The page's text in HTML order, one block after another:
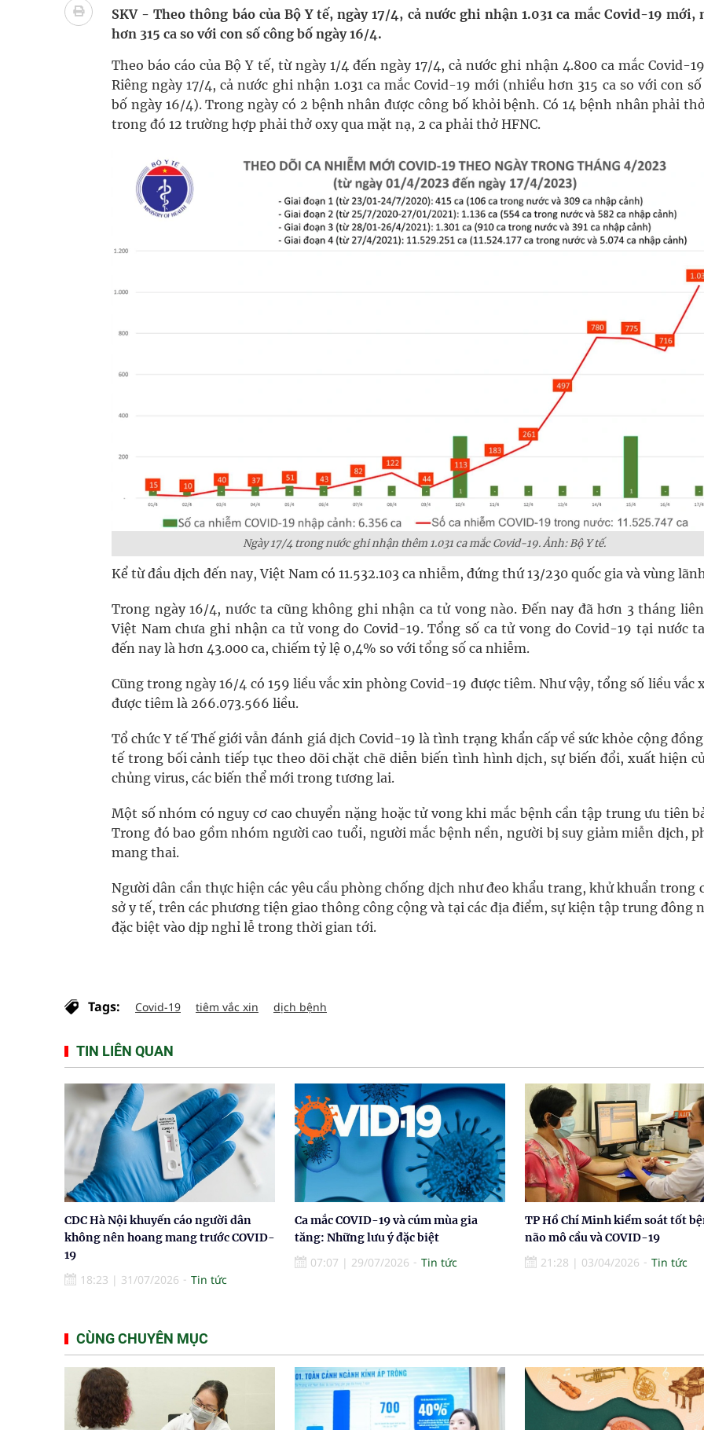
Nhiều lợi thế để nâng chất lượng y tế
Vương Thành Công: Khi việc học bắt đầu từ trải nghiệm thực tế
Tầm soát sớm ung thư vú giúp cứu sống hàng nghìn phụ nữ mỗi năm
Giải pháp nâng cao thị lực thời hiện đại
SKV - Theo thông báo của Bộ Y tế, ngày 17/4, cả nước ghi nhận 1.031 ca mắc Covid-19 mới,
hơn 315 ca so với con số công bố ngày 16/4.
Theo báo cáo của Bộ Y tế, từ ngày 1/4 đến ngày 17/4, cả nước ghi nhận 4.800 ca mắc Covid-
Riêng ngày 17/4, cả nước ghi nhận 1.031 ca mắc Covid-19 mới (nhiều hơn 315 ca so với con
bố ngày 16/4). Trong ngày có 2 bệnh nhân được công bố khỏi bệnh. Có 14 bệnh nhân phải
trong đó 12 trường hợp phải thở oxy qua mặt nạ, 2 ca phải thở HFNC.
Ngày 17/4 trong nước ghi nhận thêm 1.031 ca mắc Covid-19. Ảnh: Bộ Y tế.
Kể từ đầu dịch đến nay, Việt Nam có 11.532.103 ca nhiễm, đứng thứ 13/230 quốc gia và vùng
Trong ngày 16/4, nước ta cũng không ghi nhận ca tử vong nào. Đến nay đã hơn 3 tháng
Việt Nam chưa ghi nhận ca tử vong do Covid-19. Tổng số ca tử vong do Covid-19 tại nước
đến nay là hơn 43.000 ca, chiếm tỷ lệ 0,4% so với tổng số ca nhiễm.
Cũng trong ngày 16/4 có 159 liều vắc xin phòng Covid-19 được tiêm. Như vậy, tổng số liều vắc
được tiêm là 266.073.566 liều.
Tổ chức Y tế Thế giới vẫn đánh giá dịch Covid-19 là tình trạng khẩn cấp về sức khỏe cộng
tế trong bối cảnh tiếp tục theo dõi chặt chẽ diễn biến tình hình dịch, sự biến đổi, xuất hiện
chủng virus, các biến thể mới trong tương lai.
Một số nhóm có nguy cơ cao chuyển nặng hoặc tử vong khi mắc bệnh cần tập trung ưu tiên
Trong đó bao gồm nhóm người cao tuổi, người mắc bệnh nền, người bị suy giảm miễn dịch,
mang thai.
Người dân cần thực hiện các yêu cầu phòng chống dịch như đeo khẩu trang, khử khuẩn trong
sở y tế, trên các phương tiện giao thông công cộng và tại các địa điểm, sự kiện tập trung đông
đặc biệt vào dịp nghỉ lễ trong thời gian tới.
Tags: Covid-19 tiêm vắc xin dịch bệnh
TIN LIÊN QUAN
CDC Hà Nội khuyến cáo người dân
không nên hoang mang trước COVID-
19
18:23 | 31/07/2026 Tin tức
Ca mắc COVID-19 và cúm mùa gia
tăng: Những lưu ý đặc biệt
07:07 | 29/07/2026 Tin tức
TP Hồ Chí Minh kiểm soát tốt
não mô cầu và COVID-19
21:28 | 03/04/2026 Tin tức
CÙNG CHUYÊN MỤC